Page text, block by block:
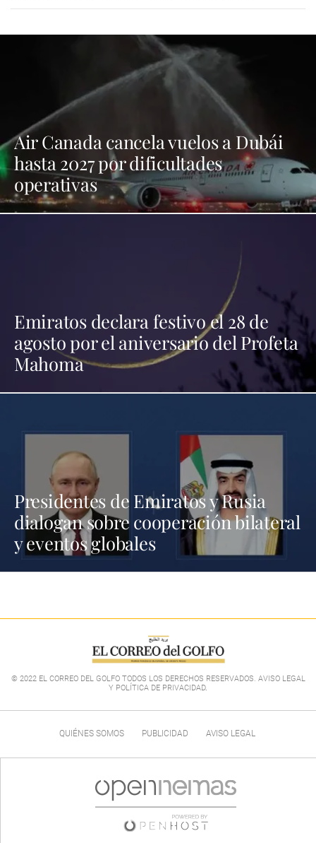
Air Canada cancela vuelos a Dubái
hasta 2027 por dificultades
operativas
Emiratos declara festivo el 28 de
agosto por el aniversario del Profeta
Mahoma
Presidentes de Emiratos y Rusia
dialogan sobre cooperación bilateral
y eventos globales
© 2022 EL CORREO DEL GOLFO TODOS LOS DERECHOS RESERVADOS. AVISO LEGAL
Y POLÍTICA DE PRIVACIDAD.
QUIÉNES SOMOS PUBLICIDAD AVISO LEGAL